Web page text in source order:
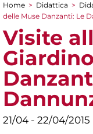
Tu sei qui
Home > Didattica >
delle Muse Danzanti: Le
Visite
21/04 - 22/04/2015